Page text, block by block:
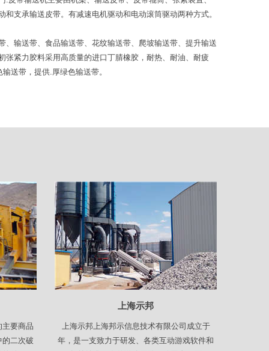
支承输送皮带。有减速电机驱动和电动滚筒驱动两种方式。
输送带、食品输送带、花纹输送带、爬坡输送带、提升输送
紧力胶料采用高质量的进口丁腈橡胶，耐热、耐油、耐疲
送带，提供.厚绿色输送带。
要商品
二次破
上海示邦
上海示邦上海邦示信息技术有限公司成立于
年，是一支致力于研发、各类互动游戏软件和